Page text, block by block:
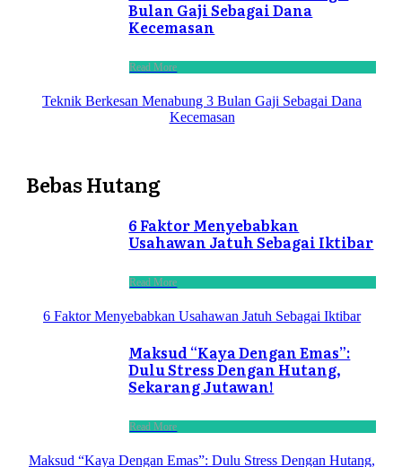
Bulan Gaji Sebagai Dana
Kecemasan
Read More
Teknik Berkesan Menabung 3 Bulan Gaji Sebagai Dana
Kecemasan
Bebas Hutang
6 Faktor Menyebabkan
Usahawan Jatuh Sebagai Iktibar
Read More
6 Faktor Menyebabkan Usahawan Jatuh Sebagai Iktibar
Maksud “Kaya Dengan Emas”:
Dulu Stress Dengan Hutang,
Sekarang Jutawan!
Read More
Maksud “Kaya Dengan Emas”: Dulu Stress Dengan Hutang,